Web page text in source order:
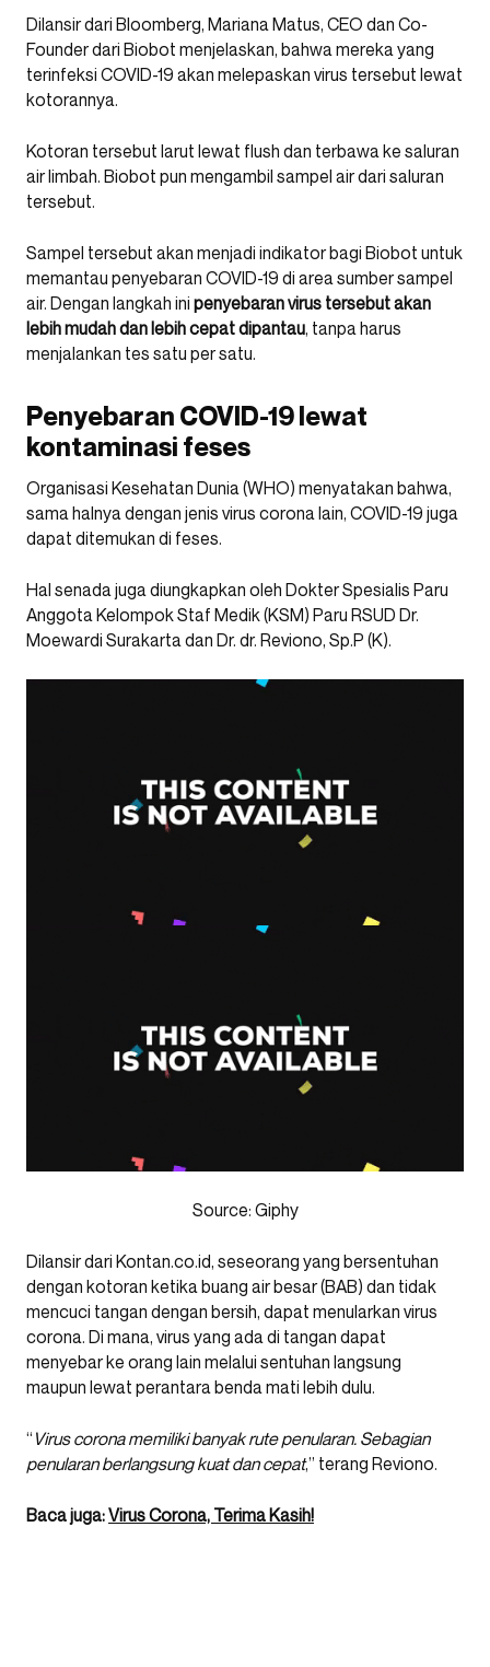
Dilansir dari Bloomberg, Mariana Matus, CEO dan Co-
Founder dari Biobot menjelaskan, bahwa mereka yang
terinfeksi COVID-19 akan melepaskan virus tersebut lewat
kotorannya.
Kotoran tersebut larut lewat flush dan terbawa ke saluran
air limbah. Biobot pun mengambil sampel air dari saluran
tersebut.
Sampel tersebut akan menjadi indikator bagi Biobot untuk
memantau penyebaran COVID-19 di area sumber sampel
air. Dengan langkah ini penyebaran virus tersebut akan
lebih mudah dan lebih cepat dipantau, tanpa harus
menjalankan tes satu per satu.
Penyebaran COVID-19 lewat
kontaminasi feses
Organisasi Kesehatan Dunia (WHO) menyatakan bahwa,
sama halnya dengan jenis virus corona lain, COVID-19 juga
dapat ditemukan di feses.
Hal senada juga diungkapkan oleh Dokter Spesialis Paru
Anggota Kelompok Staf Medik (KSM) Paru RSUD Dr.
Moewardi Surakarta dan Dr. dr. Reviono, Sp.P (K).
Source: Giphy
Dilansir dari Kontan.co.id, seseorang yang bersentuhan
dengan kotoran ketika buang air besar (BAB) dan tidak
mencuci tangan dengan bersih, dapat menularkan virus
corona. Di mana, virus yang ada di tangan dapat
menyebar ke orang lain melalui sentuhan langsung
maupun lewat perantara benda mati lebih dulu.
“ Virus corona memiliki banyak rute penularan. Sebagian
penularan berlangsung kuat dan cepat,” terang Reviono.
Baca juga:Virus Corona, Terima Kasih!